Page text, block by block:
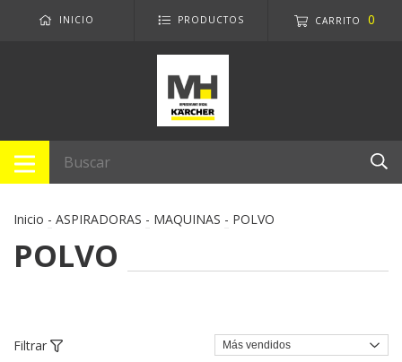
INICIO PRODUCTOS CARRITO 0
Inicio - ASPIRADORAS - MAQUINAS - POLVO
POLVO
Filtrar